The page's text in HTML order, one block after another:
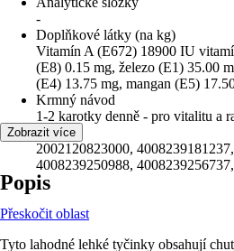
-
Doplňkové látky (na kg)
Vitamín A (E672) 18900 IU
(E8) 0.15 mg, železo (E1) 35.00
(E4) 13.75 mg, mangan (E5)
Krmný návod
1-2 karotky denně - pro vitalitu a
EAN
2002120823000,
4008239250988,
Zobrazit více
Popis
Přeskočit oblast
Tyto lahodné lehké tyčinky obsahují